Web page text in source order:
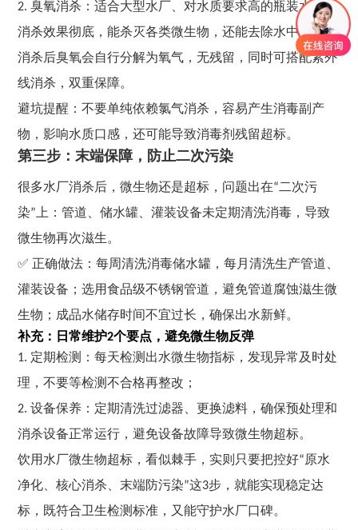
2. 臭氧消杀：适合大型水厂、对水质要求高的瓶装水厂，
消杀效果彻底，能杀灭各类微生物，还能去除水中异味，
消杀后臭氧会自行分解为氧气，无残留，同时可搭配紫外
线消杀，双重保障。
避坑提醒：不要单纯依赖氯气消杀，容易产生消毒副产
物，影响水质口感，还可能导致消毒剂残留超标。
第三步：末端保障，防止二次污染
很多水厂消杀后，微生物还是超标，问题出在“二次污
染”上：管道、储水罐、灌装设备未定期清洗消毒，导致
微生物再次滋生。
✅ 正确做法：每周清洗消毒储水罐，每月清洗生产管道、
灌装设备；选用食品级不锈钢管道，避免管道腐蚀滋生微
生物；成品水储存时间不宜过长，确保出水新鲜。
补充：日常维护2个要点，避免微生物反弹
1. 定期检测：每天检测出水微生物指标，发现异常及时处
理，不要等检测不合格再整改；
2. 设备保养：定期清洗过滤器、更换滤料，确保预处理和
消杀设备正常运行，避免设备故障导致微生物超标。
饮用水厂微生物超标，看似棘手，实则只要把控好“原水
净化、核心消杀、末端防污染”这3步，就能实现稳定达
标，既符合卫生检测标准，又能守护水厂口碑。